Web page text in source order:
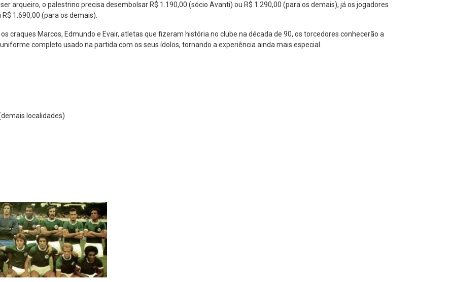
arqueiro, o palestrino precisa desembolsar R$ 1.190,00 (sócio Avanti) ou R$ 1.290,00 (para os demais), já os jogadores
1.690,00 (para os demais).
craques Marcos, Edmundo e Evair, atletas que fizeram história no clube na década de 90, os torcedores conhecerão a
completo usado na partida com os seus ídolos, tornando a experiência ainda mais especial.
localidades)